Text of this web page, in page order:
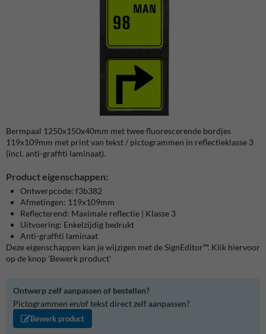
Bermpaal 1250x150x40mm met twee fluorescerende bordjes
119x109mm met print van tekst / pictogrammen in reflectieklasse 3
(incl. anti-graffiti laminaat).
Product eigenschappen:
Ontwerpcode: f3b382
Afmetingen: 119x109mm
Reflecterend: Maximale reflectie | Klasse 3
Uitvoering: Enkelzijdig bedrukt
Anti-graffiti laminaat
Deze eigenschappen kan je wijzigen met de SignEditor™. Klik hiervoor
op de knop 'Bewerk product'
Ontwerp zelf aanpassen of bestellen?
Pictogrammen en/of tekst direct zelf aanpassen?
Bewerk product